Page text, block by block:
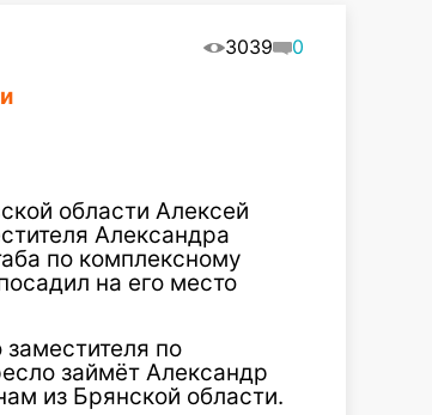
3039 0
области Алексей
Александра
по комплексному
на его место
заместителя по
займёт Александр
из Брянской области.